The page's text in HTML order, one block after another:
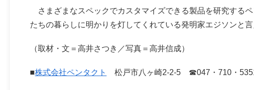
さまざまなスペックでカスタマイズできる製品を研究する
たちの暮らしに明かりを灯してくれている発明家エジソンと言
（取材・文＝高井さつき／写真＝高井信成）
■株式会社ペンタクト 松戸市八ヶ崎2-2-5 ☎047・710・